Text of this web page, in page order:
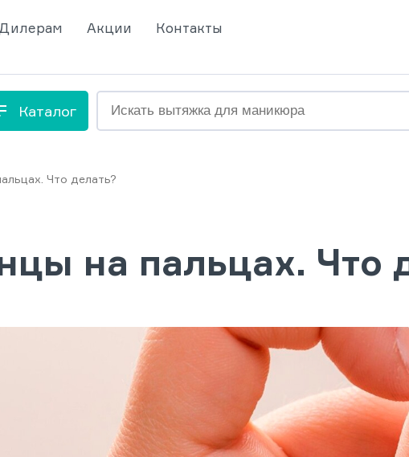
Дилерам Акции
Контакты
Каталог
Что делать?
на пальцах. Что